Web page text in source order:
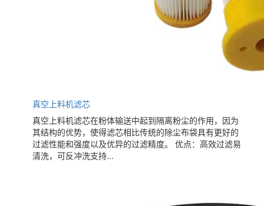
真空上料机滤芯
真空上料机滤芯在粉体输送中起到隔离粉尘的作用，因为
其结构的优势，使得滤芯相比传统的除尘布袋具有更好的
过滤性能和强度以及优异的过滤精度。 优点：高效过滤易
清洗，可反冲洗支持...